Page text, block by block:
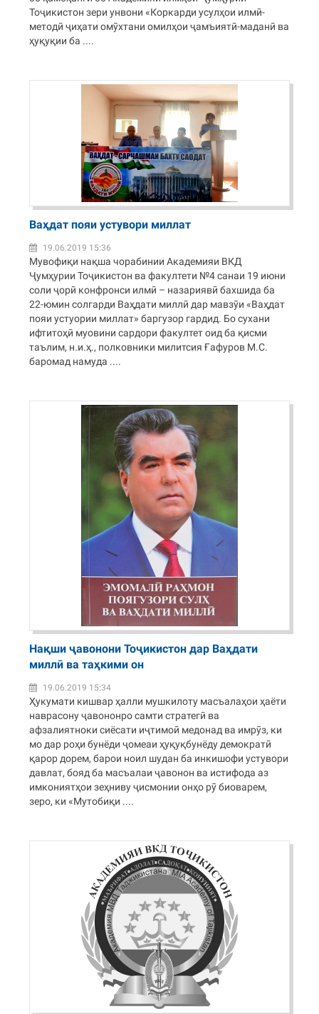
Тоҷикистон зери унвони «Коркарди усулҳои илмӣ-
методӣ ҷиҳати омӯхтани омилҳои ҷамъиятӣ-маданӣ ва
ҳуқуқии ба ....
Ваҳдат пояи устувори миллат
19.06.2019 15:36
Мувофиқи нақша чорабинии Академияи ВКД
Ҷумҳурии Тоҷикистон ва факултети №4 санаи 19 июни
соли ҷорӣ конфронси илмӣ – назариявӣ бахшида ба
22-юмин солгарди Ваҳдати миллӣ дар мавзӯи «Ваҳдат
пояи устуории миллат» баргузор гардид. Бо сухани
ифтитоҳӣ муовини сардори факултет оид ба қисми
таълим, н.и.ҳ., полковники милитсия Ғафуров М.С.
баромад намуда ....
Нақши ҷавонони Тоҷикистон дар Ваҳдати
миллӣ ва таҳкими он
19.06.2019 15:34
Ҳукумати кишвар ҳалли мушкилоту масъалаҳои ҳаёти
наврасону ҷавононро самти стратегӣ ва
афзалиятноки сиёсати иҷтимоӣ медонад ва имрӯз, ки
мо дар роҳи бунёди ҷомеаи ҳуқуқбунёду демократӣ
қарор дорем, барои ноил шудан ба инкишофи устувори
давлат, бояд ба масъалаи ҷавонон ва истифода аз
имкониятҳои зеҳниву ҷисмонии онҳо рӯ биоварем,
зеро, ки «Мутобиқи ....